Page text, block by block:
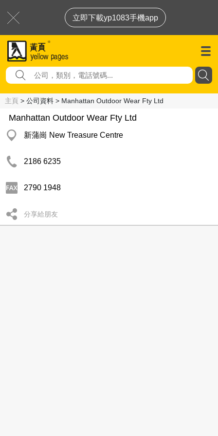
立即下載yp1083手機app
主頁 > 公司資料 > Manhattan Outdoor Wear Fty Ltd
Manhattan Outdoor Wear Fty Ltd
新蒲崗 New Treasure Centre
2186 6235
2790 1948
分享給朋友